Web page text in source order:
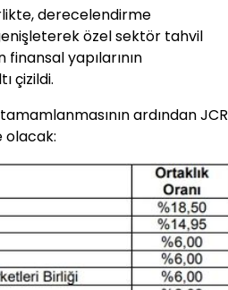
derecelendirme
özel sektör tahvil
yapılarının
çizildi.
ardından JCR
olacak: